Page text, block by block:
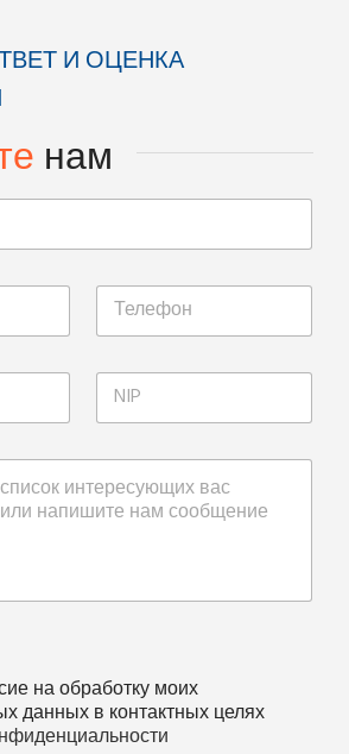
И ОЦЕНКА
нам
на обработку моих
данных в контактных целях